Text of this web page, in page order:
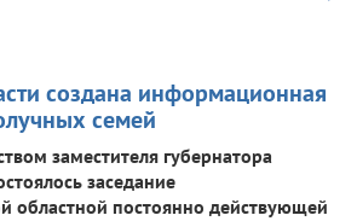
создана информационная
семей
заместителя губернатора
заседание
областной постоянно действующей